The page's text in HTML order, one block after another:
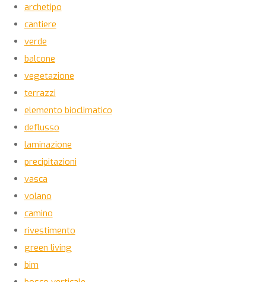
archetipo
cantiere
verde
balcone
vegetazione
terrazzi
elemento bioclimatico
deflusso
laminazione
precipitazioni
vasca
volano
camino
rivestimento
green living
bim